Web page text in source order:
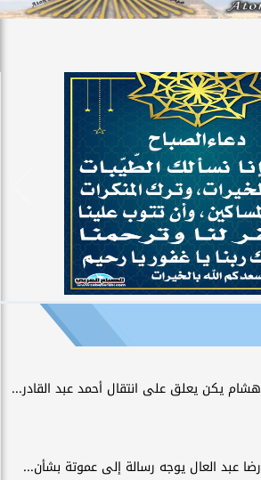
هشام يكن يعلق على انتقال أحمد عبد القادر...
رضا عبد العال يوجه رسالة إلى عموتة بشأن...